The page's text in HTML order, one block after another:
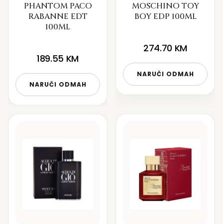
PHANTOM PACO
RABANNE EDT
100ML
189.55 KM
NARUČI ODMAH
MOSCHINO TOY
BOY EDP 100ML
274.70 KM
NARUČI ODMAH